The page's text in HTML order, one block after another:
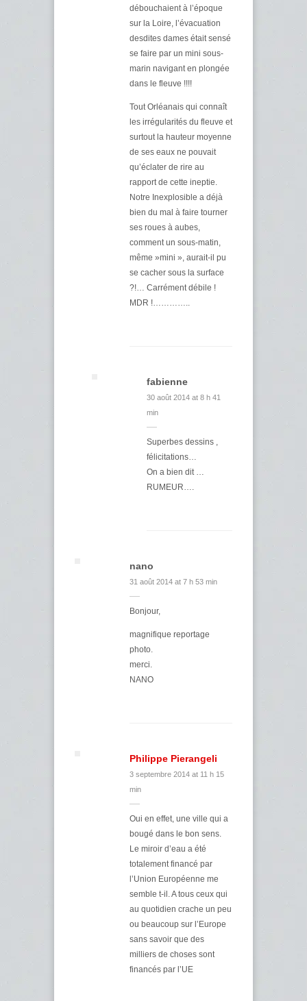
débouchaient à l’époque
sur la Loire, l’évacuation
desdites dames était sensé
se faire par un mini sous-
marin navigant en plongée
dans le fleuve !!!!
Tout Orléanais qui connaît
les irrégularités du fleuve et
surtout la hauteur moyenne
de ses eaux ne pouvait
qu’éclater de rire au
rapport de cette ineptie.
Notre Inexplosible a déjà
bien du mal à faire tourner
ses roues à aubes,
comment un sous-matin,
même »mini », aurait-il pu
se cacher sous la surface
?!… Carrément débile !
MDR !…………..
fabienne
30 août 2014 at 8 h 41
min
Superbes dessins ,
félicitations…
On a bien dit …
RUMEUR….
nano
31 août 2014 at 7 h 53 min
Bonjour,
magnifique reportage
photo.
merci.
NANO
Philippe Pierangeli
3 septembre 2014 at 11 h 15
min
Oui en effet, une ville qui a
bougé dans le bon sens.
Le miroir d’eau a été
totalement financé par
l’Union Européenne me
semble t-il. A tous ceux qui
au quotidien crache un peu
ou beaucoup sur l’Europe
sans savoir que des
milliers de choses sont
financés par l’UE